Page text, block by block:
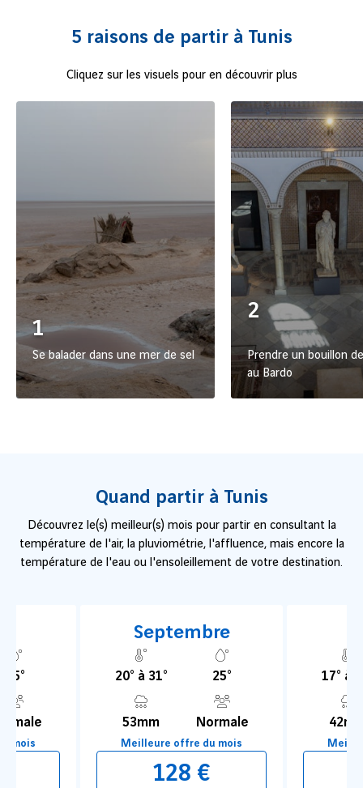
touristique riche en émotionsà moins de deux heures de
découvrez la capitale de la Tunisie, pour vos prochaines
vacances ou à l’occasion d’un voyage d’affaires !
5 raisons de partir à Tunis
Cliquez sur les visuels pour en découvrir plus
1
Se balader dans une mer de sel
2
Prendre un bouillon
au Bardo
Quand partir à Tunis
Découvrez le(s) meilleur(s) mois pour partir en consultant la
température de l'air, la pluviométrie, l'affluence, mais encore la
température de l'eau ou l'ensoleillement de votre destination.
25°
mois
Septembre
20° à 31° 25°
53mm Normale
Meilleure offre du mois
128 €
17° à